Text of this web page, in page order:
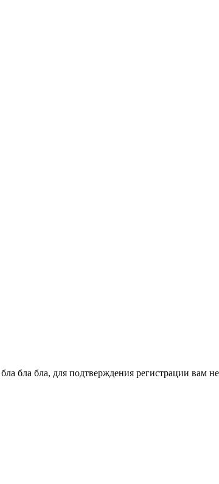
бла бла, для подтверждения регистрации вам